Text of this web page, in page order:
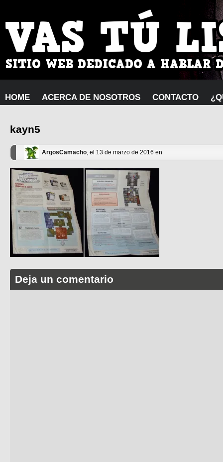
HOME ACERCA DE NOSOTROS CONTACTO
kayn5
ArgosCamacho, el 13 de marzo de 2016 en
Deja un comentario